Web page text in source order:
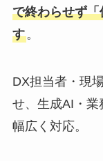
で終わらせず
す。
DX担当者・現
せ、生成AI・
幅広く対応。